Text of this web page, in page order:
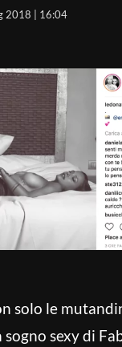
2018 | 16:04
solo le
sexy di